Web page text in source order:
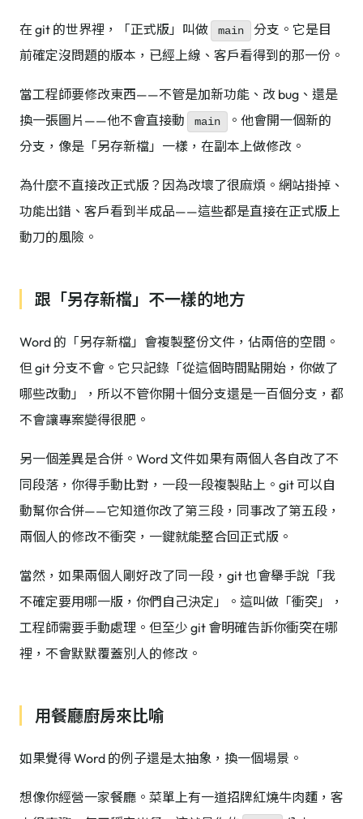
在 git 的世界裡，「正式版」叫做 main
分支。它是目
前確定沒問題的版本，已經上線、客戶看得到的那一份。
當工程師要修改東西——不管是加新功能、改 bug、還是
換一張圖片——他不會直接動
main
。他會開一個新的
分支，像是「另存新檔」一樣，在副本上做修改。
為什麼不直接改正式版？因為改壞了很麻煩。網站掛掉、
功能出錯、客戶看到半成品——這些都是直接在正式版上
動刀的風險。
跟「另存新檔」不一樣的地方
Word 的「另存新檔」會複製整份文件，佔兩倍的空間。
但 git 分支不會。它只記錄「從這個時間點開始，你做了
哪些改動」，所以不管你開十個分支還是一百個分支，都
不會讓專案變得很肥。
另一個差異是合併。Word 文件如果有兩個人各自改了不
同段落，你得手動比對，一段一段複製貼上。git 可以自
動幫你合併——它知道你改了第三段，同事改了第五段，
兩個人的修改不衝突，一鍵就能整合回正式版。
當然，如果兩個人剛好改了同一段，git 也會舉手說「我
不確定要用哪一版，你們自己決定」。這叫做「衝突」，
工程師需要手動處理。但至少 git 會明確告訴你衝突在哪
裡，不會默默覆蓋別人的修改。
用餐廳廚房來比喻
如果覺得 Word 的例子還是太抽象，換一個場景。
想像你經營一家餐廳。菜單上有一道招牌紅燒牛肉麵，客